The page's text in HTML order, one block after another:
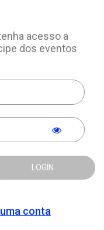
acesso a
dos eventos
LOGIN
conta